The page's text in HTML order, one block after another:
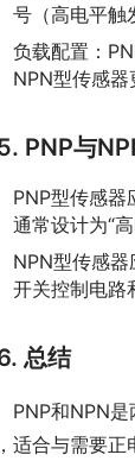
号（高电平触
负载配置：
NPN型传感器
PNP与
PNP型传感器
通常设计为“
NPN型传感
开关控制电路
总结
和NPN是两
适合与需要正